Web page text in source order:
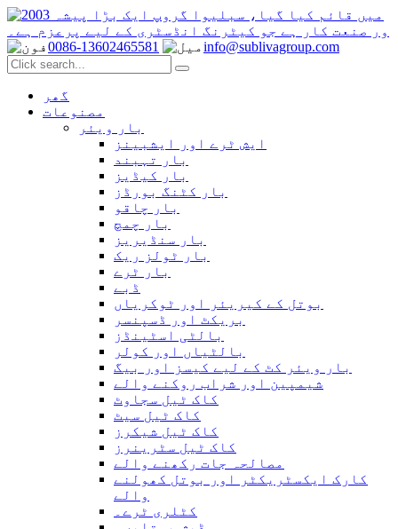
0086-13602465581 info@sublivagroup.com
گھر
مصنوعات
بار ویئر
ایش ٹرے اور ایشبینز
بار تہبند
بار کیڈیز
بار کٹنگ بورڈز
بار چاقو
بار چمچ
بار سنڈیریز
بار ٹولز ریک
بار ٹرے
ڈبے
بوتل کے کیریئر اور ٹوکریاں
بریکٹ اور ڈسپنسر
بالٹی اسٹینڈز
بالٹیاں اور کولر
بار ویئر کٹ کے لیے کیسز اور بیگ
شیمپین اور شراب روکنے والے
کاک ٹیل سجاوٹ
کاک ٹیل سیٹ
کاک ٹیل شیکرز
کاک ٹیل سٹرینرز
مصالحہ جات رکھنے والے
کارک ایکسٹریکٹر اور بوتل کھولنے
والے
کٹلری ٹرے۔